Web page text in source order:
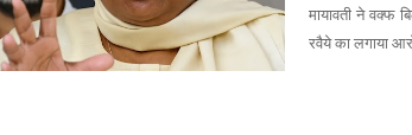
मायावती ने वक्फ
रवैये का लगाया